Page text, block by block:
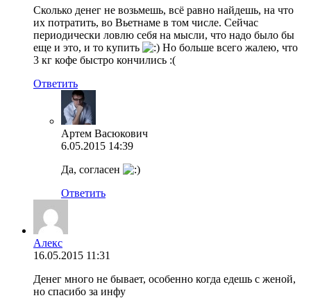
Сколько денег не возьмешь, всё равно найдешь, на что
их потратить, во Вьетнаме в том числе. Сейчас
периодически ловлю себя на мысли, что надо было бы
еще и это, и то купить
Но больше всего жалею, что
3 кг кофе быстро кончились :(
Ответить
Артем Васюкович
6.05.2015 14:39
Да, согласен
Ответить
Алекс
16.05.2015 11:31
Денег много не бывает, особенно когда едешь с женой,
но спасибо за инфу